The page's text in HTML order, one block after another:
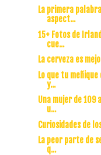
La primera
aspect...
15+ Fotos de
cue...
La cerveza es
Lo que tu
y...
Una mujer de 109
u...
Curiosidades de
La peor parte de
q...